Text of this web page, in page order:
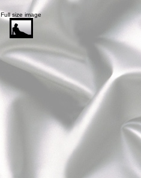
Full size image